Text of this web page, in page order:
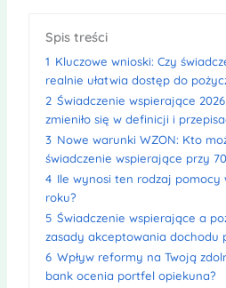
Spis treści
1 Kluczowe wnioski: Czy
realnie ułatwia dostęp do
2 Świadczenie wspierające
zmieniło się w definicji i
3 Nowe warunki WZON: Kto
świadczenie wspierające przy
4 Ile wynosi ten rodzaj pomocy
roku?
5 Świadczenie wspierające a
zasady akceptowania dochodu
6 Wpływ reformy na Twoją
bank ocenia portfel opiekuna?